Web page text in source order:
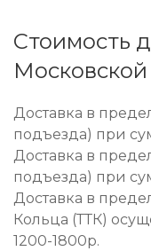
Стоимость
Доставка в
подъезда) при
Доставка в
подъезда) при
Доставка в
Кольца (ТТК)
1200-1800р.